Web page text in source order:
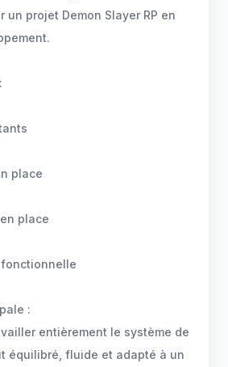
un projet Demon Slayer RP en
place
place
:
entièrement le système de
équilibré, fluide et adapté à un